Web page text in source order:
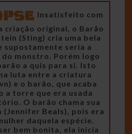
Insatisfeito com
criação original, o Barão
(Sting) cria uma bela
supostamente seria a
monstro. Porém logo
a quis para si. Isto
luta entre a criatura
e o barão, que acaba
a torre que era usada
O barão chama sua
(Jennifer Beals), pois era
daquela espécie.
bem bonita, ela inicia